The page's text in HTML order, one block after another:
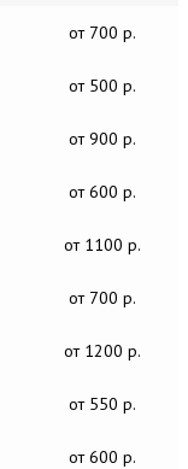
от 700 р.
от 500 р.
от 900 р.
от 600 р.
от 1100 р.
от 700 р.
от 1200 р.
от 550 р.
от 600 р.